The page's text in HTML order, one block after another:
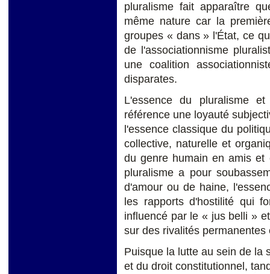
pluralisme fait apparaître
même nature car la
groupes « dans » l'État, ce
de l'associationnisme
une coalition
disparates.
L'essence du pluralisme
référence une loyauté
l'essence classique du
collective, naturelle et
du genre humain en amis et
pluralisme a pour
d'amour ou de haine,
les rapports d'hostilité qui
influencé par le « jus belli »
sur des rivalités
Puisque la lutte au sein de la
et du droit constitutionnel,